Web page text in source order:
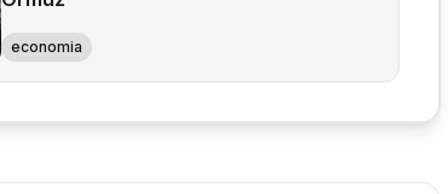
economia